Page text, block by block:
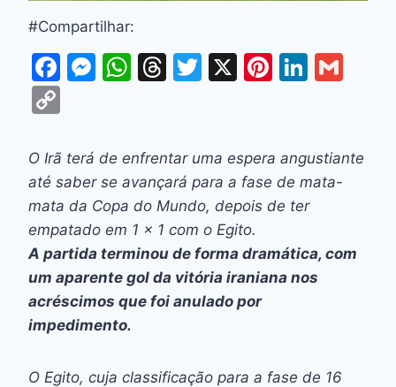
#Compartilhar:
F
e
b
o
o
k
M
s
e
n
g
er
W
s
A
p
p
T
a
d
s
T
er
X
Pi
e
st
Li
e
dI
n
l
p
y
Li
n
k
O Irã terá de enfrentar uma espera angustiante
até saber se avançará para a fase de mata-
mata da Copa do Mundo, depois de ter
empatado em 1 x 1 com o Egito.
A partida terminou de forma dramática, com
um aparente gol da vitória iraniana nos
acréscimos que foi anulado por
impedimento.
O Egito, cuja classificação para a fase de 16